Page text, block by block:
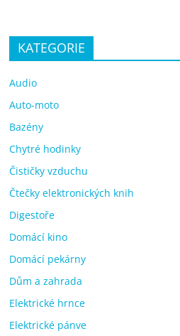
KATEGORIE
Audio
Auto-moto
Bazény
Chytré hodinky
Čističky vzduchu
Čtečky elektronických knih
Digestoře
Domácí kino
Domácí pekárny
Dům a zahrada
Elektrické hrnce
Elektrické pánve